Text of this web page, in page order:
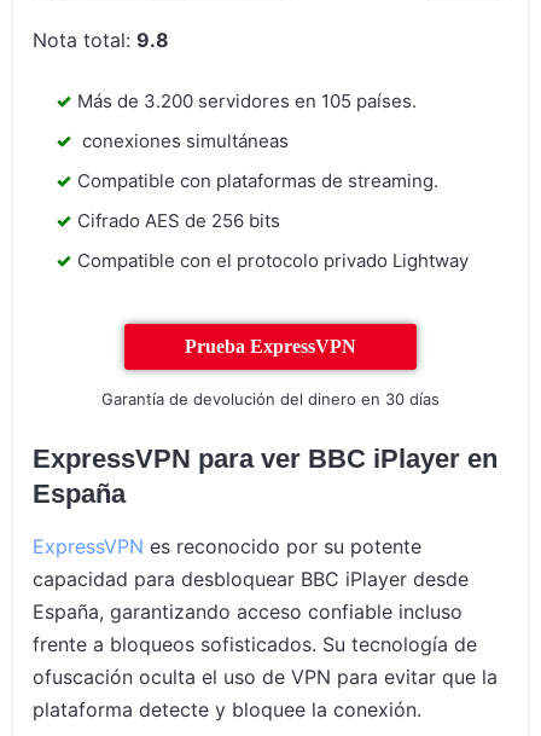
Nota total:9.8
Más de 3.200 servidores en 105 países.
conexiones simultáneas
Compatible con plataformas de streaming.
Cifrado AES de 256 bits
Compatible con el protocolo privado Lightway
Prueba ExpressVPN
Garantía de devolución del dinero en 30 días
ExpressVPN para ver BBC iPlayer en
España
ExpressVPN es reconocido por su potente
capacidad para desbloquear BBC iPlayer desde
España, garantizando acceso confiable incluso
frente a bloqueos sofisticados. Su tecnología de
ofuscación oculta el uso de VPN para evitar que la
plataforma detecte y bloquee la conexión.